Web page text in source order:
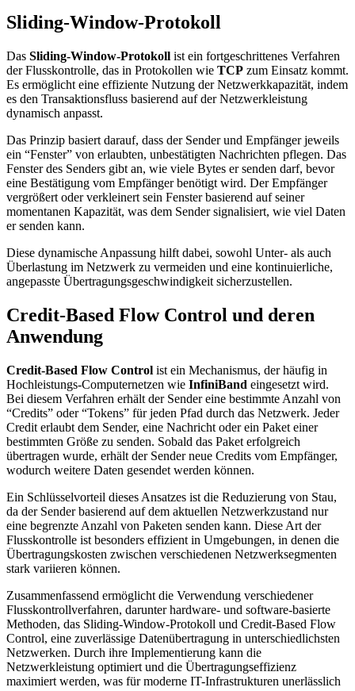
Sliding-Window-Protokoll
Das Sliding-Window-Protokoll ist ein fortgeschrittenes Verfahren
der Flusskontrolle, das in Protokollen wie TCP zum Einsatz kommt.
Es ermöglicht eine effiziente Nutzung der Netzwerkkapazität, indem
es den Transaktionsfluss basierend auf der Netzwerkleistung
dynamisch anpasst.
Das Prinzip basiert darauf, dass der Sender und Empfänger jeweils
ein “Fenster” von erlaubten, unbestätigten Nachrichten pflegen. Das
Fenster des Senders gibt an, wie viele Bytes er senden darf, bevor
eine Bestätigung vom Empfänger benötigt wird. Der Empfänger
vergrößert oder verkleinert sein Fenster basierend auf seiner
momentanen Kapazität, was dem Sender signalisiert, wie viel Daten
er senden kann.
Diese dynamische Anpassung hilft dabei, sowohl Unter- als auch
Überlastung im Netzwerk zu vermeiden und eine kontinuierliche,
angepasste Übertragungsgeschwindigkeit sicherzustellen.
Credit-Based Flow Control und deren
Anwendung
Credit-Based Flow Control ist ein Mechanismus, der häufig in
Hochleistungs-Computernetzen wie InfiniBand eingesetzt wird.
Bei diesem Verfahren erhält der Sender eine bestimmte Anzahl von
“Credits” oder “Tokens” für jeden Pfad durch das Netzwerk. Jeder
Credit erlaubt dem Sender, eine Nachricht oder ein Paket einer
bestimmten Größe zu senden. Sobald das Paket erfolgreich
übertragen wurde, erhält der Sender neue Credits vom Empfänger,
wodurch weitere Daten gesendet werden können.
Ein Schlüsselvorteil dieses Ansatzes ist die Reduzierung von Stau,
da der Sender basierend auf dem aktuellen Netzwerkzustand nur
eine begrenzte Anzahl von Paketen senden kann. Diese Art der
Flusskontrolle ist besonders effizient in Umgebungen, in denen die
Übertragungskosten zwischen verschiedenen Netzwerksegmenten
stark variieren können.
Zusammenfassend ermöglicht die Verwendung verschiedener
Flusskontrollverfahren, darunter hardware- und software-basierte
Methoden, das Sliding-Window-Protokoll und Credit-Based Flow
Control, eine zuverlässige Datenübertragung in unterschiedlichsten
Netzwerken. Durch ihre Implementierung kann die
Netzwerkleistung optimiert und die Übertragungseffizienz
maximiert werden, was für moderne IT-Infrastrukturen unerlässlich